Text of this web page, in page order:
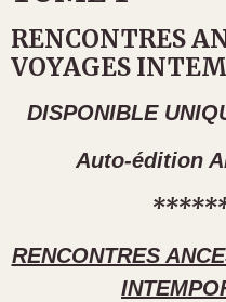
RENCONTRES
VOYAGES
DISPONIBLE
Auto-édition
RENCONTRES